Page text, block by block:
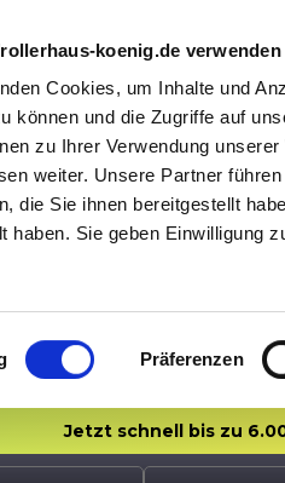
koenig.de
Cookies, um Inhalte und
können und die Zugriffe auf
zu Ihrer Verwendung
weiter. Unsere Partner
die Sie ihnen bereitgestellt
haben. Sie geben Einwilligung
Präferenzen
Jetzt schnell bis zu